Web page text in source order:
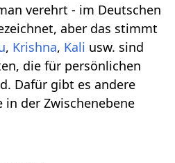
verehrt - im Deutschen
aber das stimmt
, Krishna, Kali usw. sind
die für persönlichen
Dafür gibt es andere
in der Zwischenebene